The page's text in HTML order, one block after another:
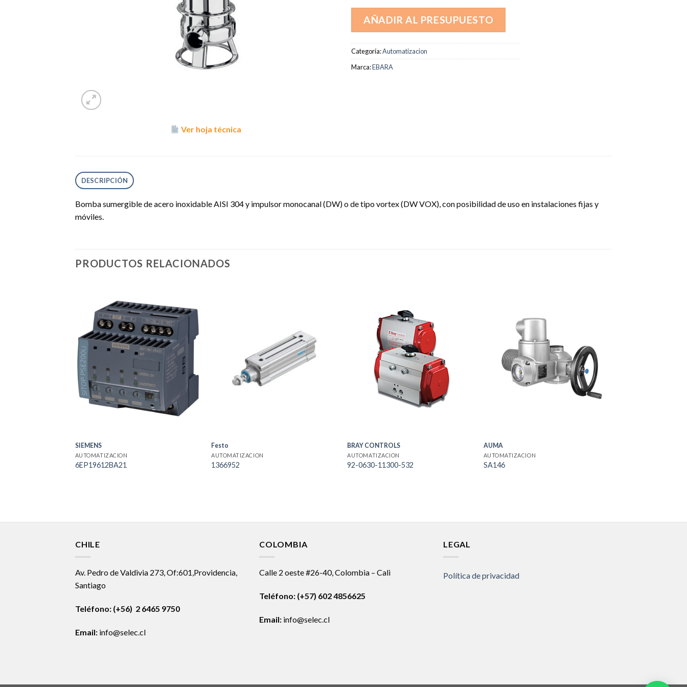
Ver hoja técnica
AÑADIR AL PRESUPUESTO
Categoría:Automatizacion
Marca:EBARA
DESCRIPCIÓN
Bomba sumergible de acero inoxidable AISI 304 y impulsor monocanal (DW) o de tipo vortex (DW VOX), con posibilidad de uso en instalaciones fijas y
móviles.
PRODUCTOS RELACIONADOS
SIEMENS
AUTOMATIZACION
6EP19612BA21
Festo
AUTOMATIZACION
1366952
BRAY CONTROLS
AUTOMATIZACION
92-0630-11300-532
AUMA
AUTOMATIZACION
SA146
CHILE
Av. Pedro de Valdivia 273, Of:601,Providencia,
Santiago
Teléfono: (+56) 2 6465 9750
Email: info@selec.cl
COLOMBIA
Calle 2 oeste #26-40, Colombia – Cali
Teléfono: (+57) 602 4856625
Email: info@selec.cl
LEGAL
Política de privacidad